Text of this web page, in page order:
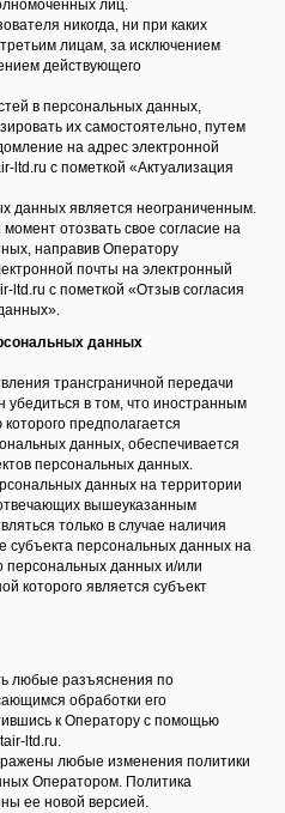
лиц.
никогда, ни при каких
лицам, за исключением
действующего
в персональных данных,
их самостоятельно, путем
на адрес электронной
ltd.ru с пометкой «Актуализация
данных является неограниченным.
отозвать свое согласие на
направив Оператору
почты на электронный
ltd.ru с пометкой «Отзыв согласия
данных
трансграничной передачи
в том, что иностранным
предполагается
данных, обеспечивается
персональных данных.
данных на территории
вышеуказанным
только в случае наличия
субъекта персональных данных на
персональных данных и/или
которого является субъект
любые разъяснения по
обработки его
к Оператору с помощью
ltd.ru.
любые изменения политики
Оператором. Политика
ее новой версией.